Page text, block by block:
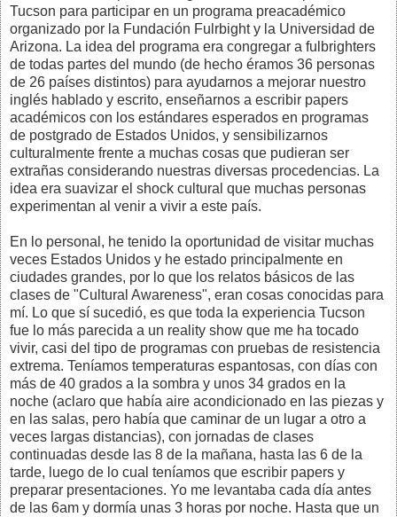
Tucson para participar en un programa preacadémico
organizado por la Fundación Fulrbight y la Universidad de
Arizona. La idea del programa era congregar a fulbrighters
de todas partes del mundo (de hecho éramos 36 personas
de 26 países distintos) para ayudarnos a mejorar nuestro
inglés hablado y escrito, enseñarnos a escribir papers
académicos con los estándares esperados en programas
de postgrado de Estados Unidos, y sensibilizarnos
culturalmente frente a muchas cosas que pudieran ser
extrañas considerando nuestras diversas procedencias. La
idea era suavizar el shock cultural que muchas personas
experimentan al venir a vivir a este país.
En lo personal, he tenido la oportunidad de visitar muchas
veces Estados Unidos y he estado principalmente en
ciudades grandes, por lo que los relatos básicos de las
clases de "Cultural Awareness", eran cosas conocidas para
mí. Lo que sí sucedió, es que toda la experiencia Tucson
fue lo más parecida a un reality show que me ha tocado
vivir, casi del tipo de programas con pruebas de resistencia
extrema. Teníamos temperaturas espantosas, con días con
más de 40 grados a la sombra y unos 34 grados en la
noche (aclaro que había aire acondicionado en las piezas y
en las salas, pero había que caminar de un lugar a otro a
veces largas distancias), con jornadas de clases
continuadas desde las 8 de la mañana, hasta las 6 de la
tarde, luego de lo cual teníamos que escribir papers y
preparar presentaciones. Yo me levantaba cada día antes
de las 6am y dormía unas 3 horas por noche. Hasta que un